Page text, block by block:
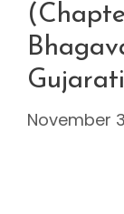
November